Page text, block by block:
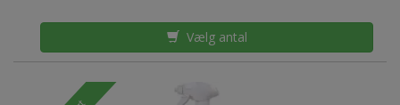
Vælg antal